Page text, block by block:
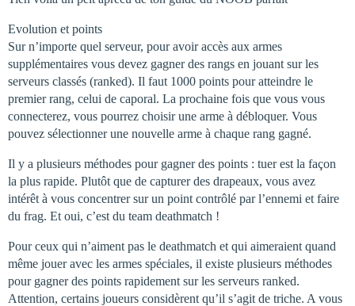
Evolution et points
Sur n’importe quel serveur, pour avoir accès aux armes
supplémentaires vous devez gagner des rangs en jouant sur les
serveurs classés (ranked). Il faut 1000 points pour atteindre le
premier rang, celui de caporal. La prochaine fois que vous vous
connecterez, vous pourrez choisir une arme à débloquer. Vous
pouvez sélectionner une nouvelle arme à chaque rang gagné.
Il y a plusieurs méthodes pour gagner des points : tuer est la façon
la plus rapide. Plutôt que de capturer des drapeaux, vous avez
intérêt à vous concentrer sur un point contrôlé par l’ennemi et faire
du frag. Et oui, c’est du team deathmatch !
Pour ceux qui n’aiment pas le deathmatch et qui aimeraient quand
même jouer avec les armes spéciales, il existe plusieurs méthodes
pour gagner des points rapidement sur les serveurs ranked.
Attention, certains joueurs considèrent qu’il s’agit de triche. A vous